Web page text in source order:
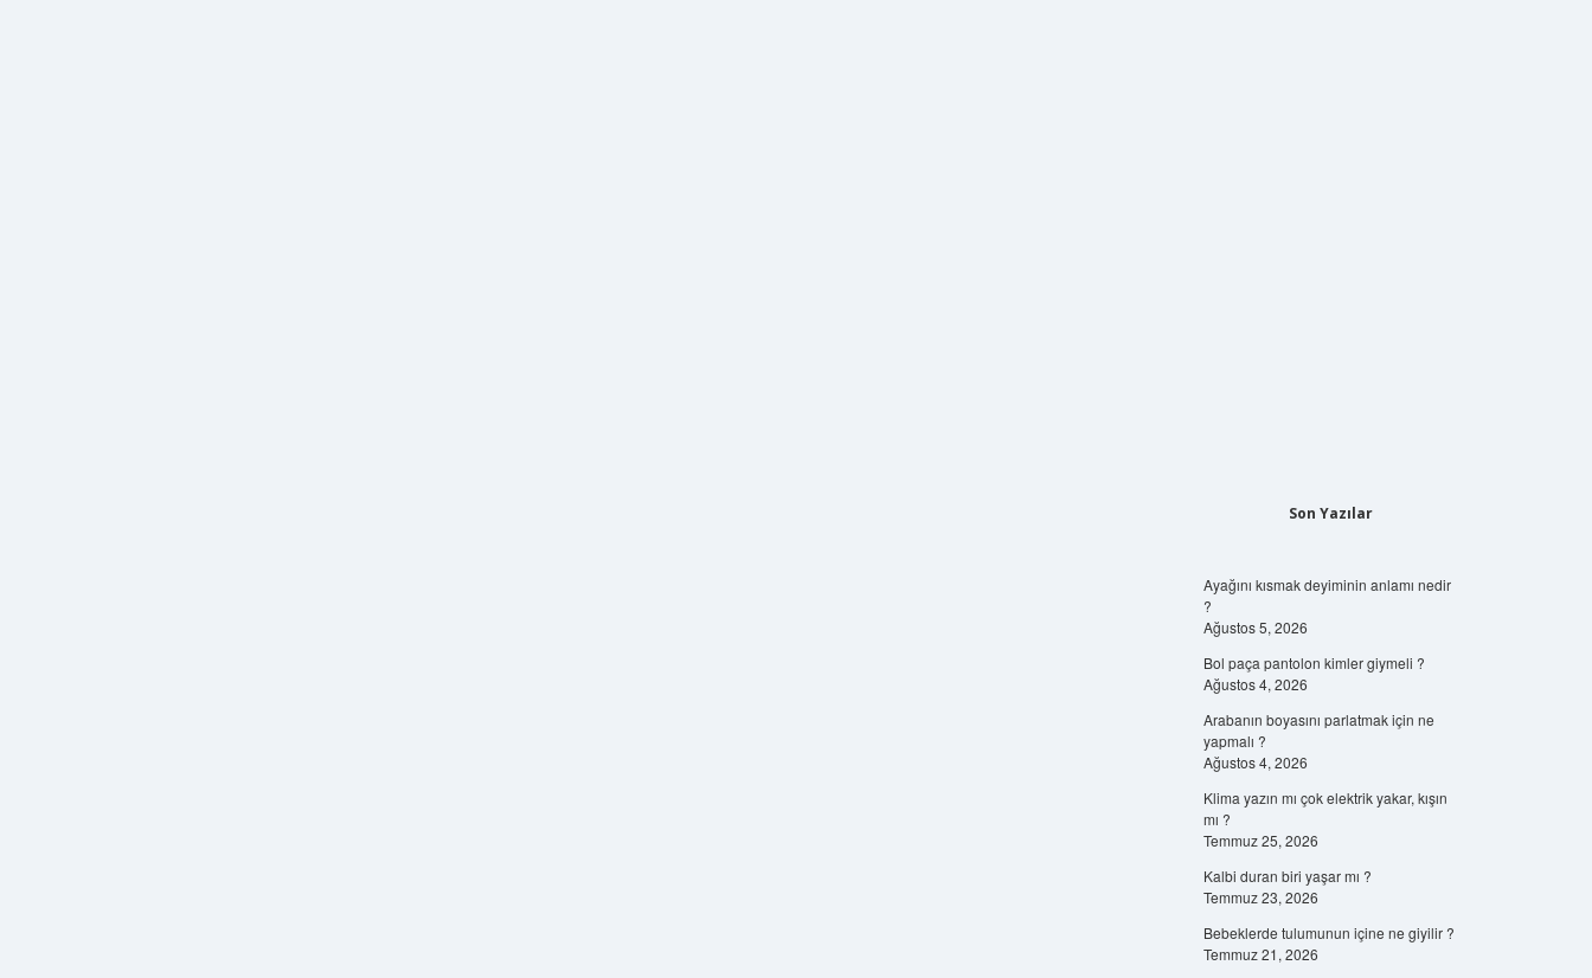
Son Yazılar
Ayağını kısmak deyiminin anlamı nedir
?
Ağustos 5, 2026
Bol paça pantolon kimler giymeli ?
Ağustos 4, 2026
Arabanın boyasını parlatmak için ne
yapmalı ?
Ağustos 4, 2026
Klima yazın mı çok elektrik yakar, kışın
mı ?
Temmuz 25, 2026
Kalbi duran biri yaşar mı ?
Temmuz 23, 2026
Bebeklerde tulumunun içine ne giyilir ?
Temmuz 21, 2026